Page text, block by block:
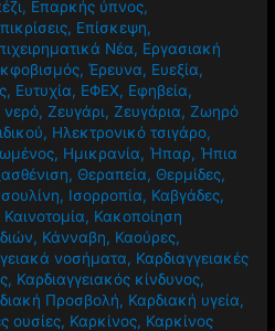
, Επαρκής ύπνος,
, Επίσκεψη,
Νέα, Εργασιακή
,Έρευνα, Ευεξία,
, Ευτυχία, ΕΦΕΧ, Εφηβεία,
νερό,Ζευγάρι,Ζευγάρια,Ζωηρό
, Ηλεκτρονικό τσιγάρο,
, Ημικρανία, Ήπαρ, Ήπια
, Θεραπεία, Θερμίδες,
, Ισορροπία, Καβγάδες,
Καινοτομία, Κακοποίηση
, Κάνναβη, Καούρες,
νοσήματα, Καρδιαγγειακές
, Καρδιαγγειακός κίνδυνος,
Προσβολή, Καρδιακή υγεία,
ουσίες, Καρκίνος, Καρκίνος